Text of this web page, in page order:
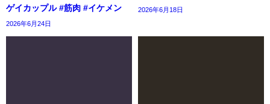
ゲイカップル #筋肉 #イケメン
2026年6月24日
2026年6月18日